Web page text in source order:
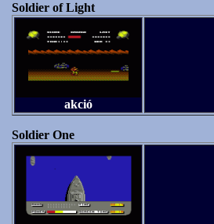
Soldier of Light
akció
Soldier One